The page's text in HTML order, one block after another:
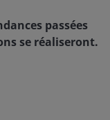
passées
se réaliseront.